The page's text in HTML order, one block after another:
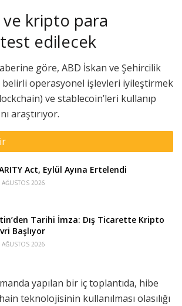
kripto para
test edilecek
göre, ABD İskan ve Şehircilik
belirli operasyonel işlevleri iyileştirmek
ve stablecoin’leri kullanıp
araştırıyor.
Act, Eylül Ayına Ertelendi
AĞUSTOS 2026
Tarihi İmza: Dış Ticarette Kripto
Başlıyor
AĞUSTOS 2026
yapılan bir iç toplantıda, hibe
teknolojisinin kullanılması olasılığı